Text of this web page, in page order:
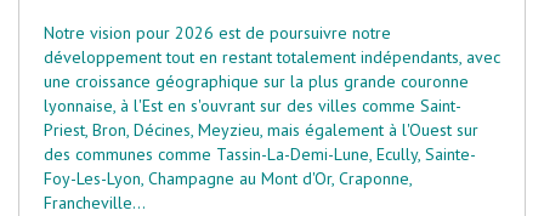
Notre vision pour 2026 est de poursuivre notre
développement tout en restant totalement indépendants, avec
une croissance géographique sur la plus grande couronne
lyonnaise, à l'Est en s'ouvrant sur des villes comme Saint-
Priest, Bron, Décines, Meyzieu, mais également à l'Ouest sur
des communes comme Tassin-La-Demi-Lune, Ecully, Sainte-
Foy-Les-Lyon, Champagne au Mont d'Or, Craponne,
Francheville...